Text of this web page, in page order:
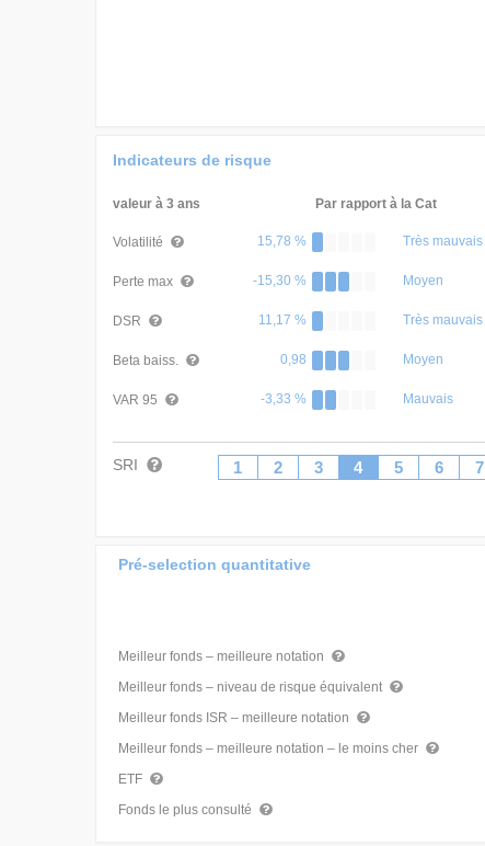
Indicateurs de risque
valeur à 3 ans Par rapport à la Cat
Volatilité 15,78 % Très mauvais
Perte max -15,30 % Moyen
DSR 11,17 % Très mauvais
Beta baiss. 0,98 Moyen
VAR 95 -3,33 % Mauvais
SRI 1 2 3 4 5 6 7
Pré-selection quantitative
Meilleur fonds – meilleure notation
Meilleur fonds – niveau de risque équivalent
Meilleur fonds ISR – meilleure notation
Meilleur fonds – meilleure notation – le moins cher
ETF
Fonds le plus consulté